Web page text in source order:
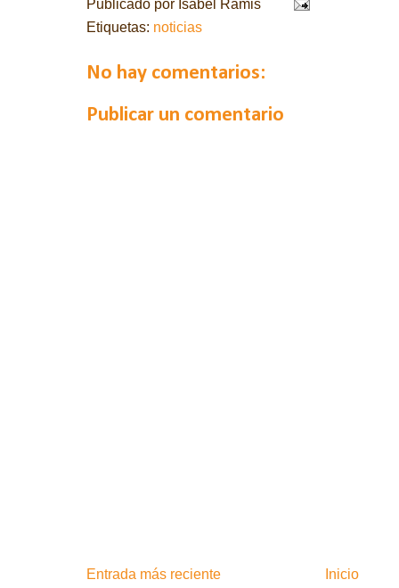
Publicado por Isabel Ramis
Etiquetas: noticias
No hay comentarios:
Publicar un comentario
Entrada más reciente Inicio